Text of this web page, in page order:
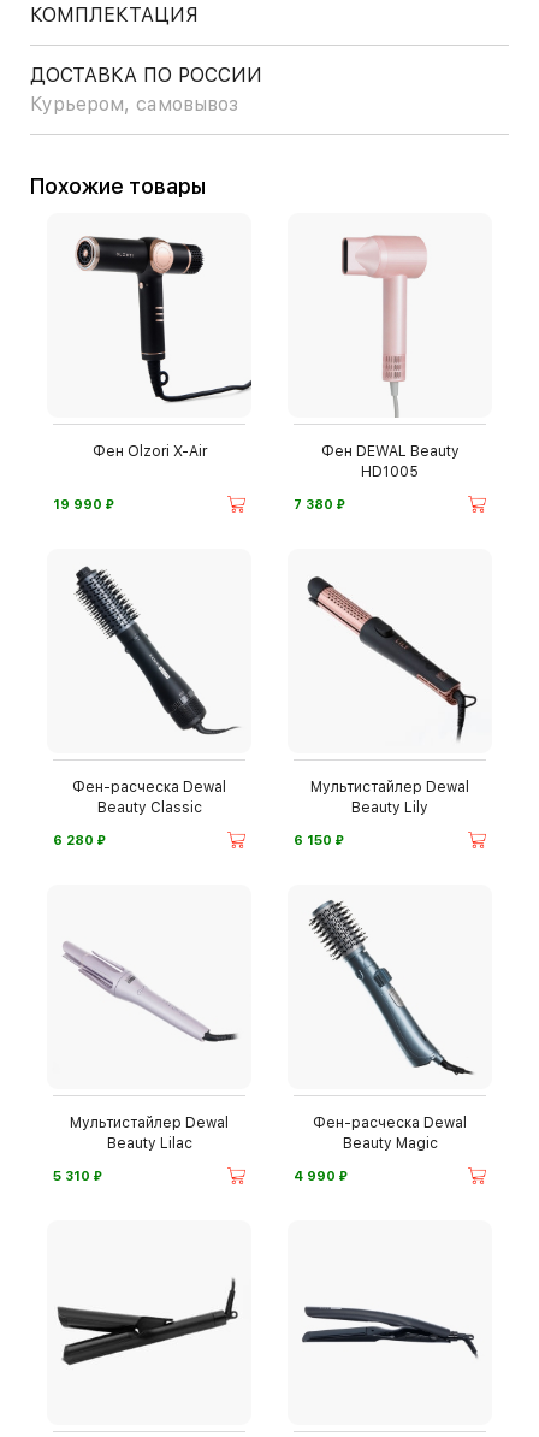
КОМПЛЕКТАЦИЯ
ДОСТАВКА ПО РОССИИ
Курьером, самовывоз
Похожие товары
Фен Olzori X-Air
19 990 ⃏
Фен DEWAL Beauty
HD1005
7 380 ⃏
Фен-расческа Dewal
Beauty Classic
6 280 ⃏
Мультистайлер Dewal
Beauty Lily
6 150 ⃏
Мультистайлер Dewal
Beauty Lilac
5 310 ⃏
Фен-расческа Dewal
Beauty Magic
4 990 ⃏